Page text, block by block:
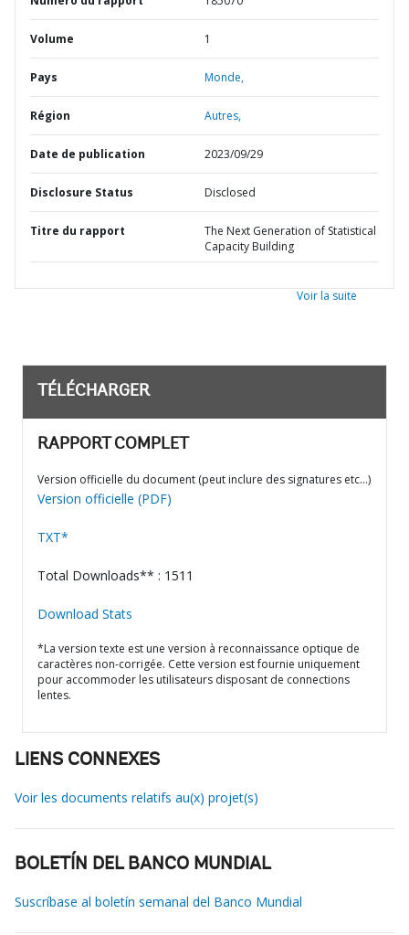
Volume 1
Pays Monde,
Région Autres,
Date de publication 2023/09/29
Disclosure Status Disclosed
Titre du rapport
The Next Generation of Statistical
Capacity Building
Voir la suite
TÉLÉCHARGER
RAPPORT COMPLET
Version officielle du document (peut inclure des signatures etc…)
Version officielle (PDF)
TXT*
Total Downloads** : 1511
Download Stats
*La version texte est une version à reconnaissance optique de
caractères non-corrigée. Cette version est fournie uniquement
pour accommoder les utilisateurs disposant de connections
lentes.
LIENS CONNEXES
Voir les documents relatifs au(x) projet(s)
BOLETÍN DEL BANCO MUNDIAL
Suscríbase al boletín semanal del Banco Mundial